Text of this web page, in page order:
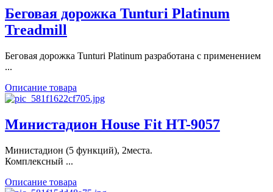
Беговая дорожка Tunturi Platinum
Treadmill
Беговая дорожка Tunturi Platinum разработана с применением
...
Описание товара
Министадион House Fit HT-9057
Министадион (5 функций), 2места.
Комплексный ...
Описание товара